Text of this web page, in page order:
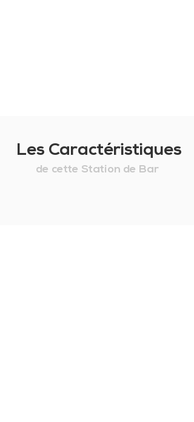
Les Caractéristiques
de cette Station de Bar